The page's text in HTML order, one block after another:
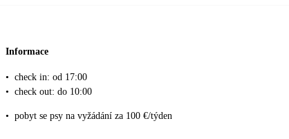
Informace
• check in: od 17:00
• check out: do 10:00
• pobyt se psy na vyžádání za 100 €/týden